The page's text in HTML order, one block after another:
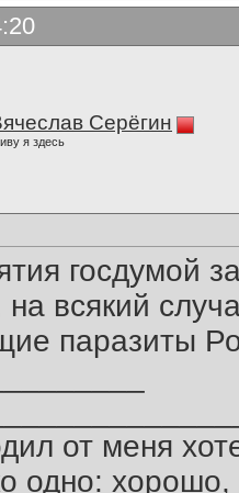
Серёгин
я здесь
госдумой
на всякий
паразиты
от меня
одно: